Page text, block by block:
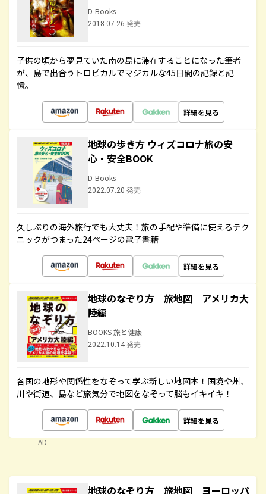
D-Books
2018.07.26 発売
子供の頃から夢見ていた南の島に滞在することになった筆者
が、島で出合うトロピカルでマジカルな45日間の記録と記
憶。
詳細を見る
地球の歩き方 ウィズコロナ旅の安
心・安全BOOK
D-Books
2022.07.20 発売
久しぶりの海外旅行でも大丈夫！旅の手配や準備に使えるテク
ニックがつまった24ページの電子書籍
詳細を見る
地球のなぞり方 旅地図 アメリカ大
陸編
BOOKS 旅と健康
2022.10.14 発売
各国の地形や関係性をなぞって学ぶ新しい地図本！国境や州、
川や街道、島など旅気分で地図をなぞって脳もイキイキ！
詳細を見る
AD
地球のなぞり方 旅地図 ヨーロッパ